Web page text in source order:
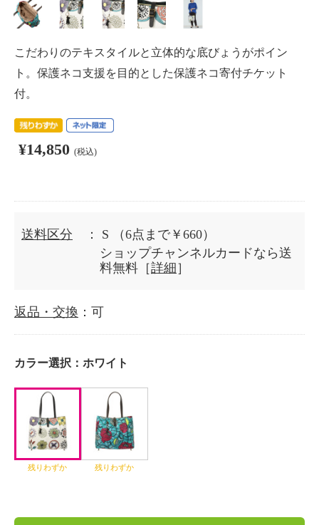
こだわりのテキスタイルと立体的な底びょうがポイン
ト。保護ネコ支援を目的とした保護ネコ寄付チケット
付。
¥14,850 (税込)
送料区分 ： S
（6点まで￥660）
ショップチャンネルカードなら送
料無料［詳細 ］
返品・交換 ：可
カラー選択： ホワイト
残りわずか 残りわずか